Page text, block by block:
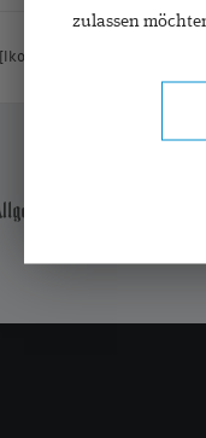
[Ikonion]
zulassen